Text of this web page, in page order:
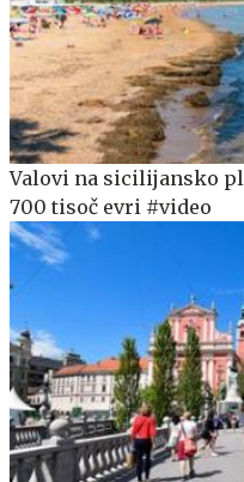
Valovi na sicilijansko
700 tisoč evri #video